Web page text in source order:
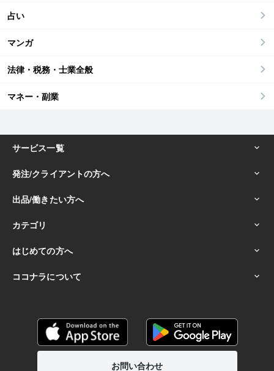
占い
マンガ
法律・税務・士業全般
マネー・副業